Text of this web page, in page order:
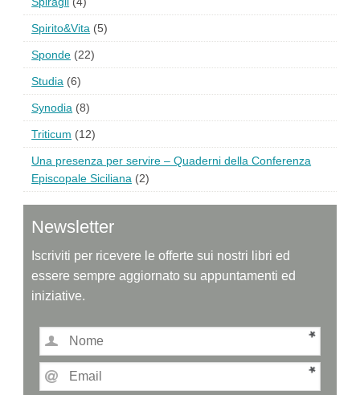
Spirito&Vita (5)
Sponde (22)
Studia (6)
Synodia (8)
Triticum (12)
Una presenza per servire – Quaderni della Conferenza
Episcopale Siciliana (2)
Newsletter
Iscriviti per ricevere le offerte sui nostri libri ed
essere sempre aggiornato su appuntamenti ed
iniziative.